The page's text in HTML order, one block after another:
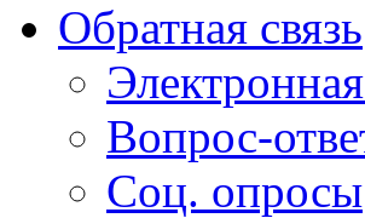
Обратная связь
Вопрос-
Соц. опросы